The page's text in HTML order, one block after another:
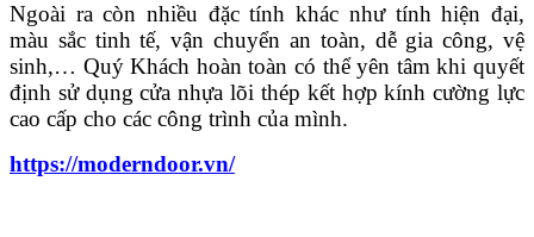
Tuyển Dụng
Ngoài ra còn nhiều đặc tính khác như tính hiện đại,
màu sắc tinh tế, vận chuyển an toàn, dễ gia công, vệ
sinh,… Quý Khách hoàn toàn có thể yên tâm khi quyết
định sử dụng cửa nhựa lõi thép kết hợp kính cường lực
cao cấp cho các công trình của mình.
https://moderndoor.vn/